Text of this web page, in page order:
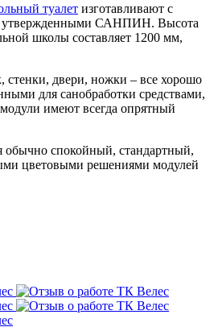
туалет изготавливают с
утвержденными САНПИН. Высота
школы составляет 1200 мм,
двери, ножки – все хорошо
для санобработки средствами,
имеют всегда опрятный
обычно спокойный, стандартный,
цветовыми решениями модулей